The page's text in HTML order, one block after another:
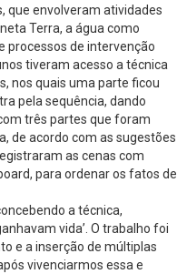
que envolveram atividades
Terra, a água como
processos de intervenção
tiveram acesso a técnica
nos quais uma parte ficou
pela sequência, dando
três partes que foram
de acordo com as sugestões
as cenas com
para ordenar os fatos de
a técnica,
vida’. O trabalho foi
e a inserção de múltiplas
vivenciarmos essa e